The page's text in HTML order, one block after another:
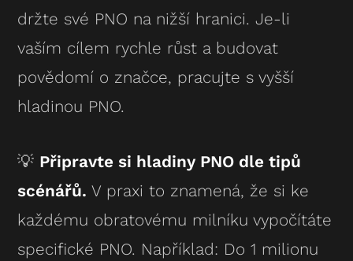
držte své PNO na nižší hranici. Je-li
vaším cílem rychle růst a budovat
povědomí o značce, pracujte s vyšší
hladinou PNO.
💡 Připravte si hladiny PNO dle tipů
scénářů.V praxi to znamená, že si ke
každému obratovému milníku vypočítáte
specifické PNO. Například: Do 1 milionu